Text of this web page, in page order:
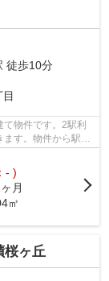
徒歩10分
目
物件です。2駅利
ます。物件から駅ま
- )
月
㎡
桜ヶ丘